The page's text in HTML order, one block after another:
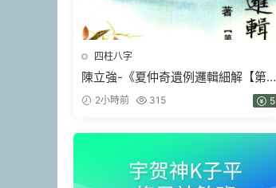
四柱八字
陳立強-《夏仲奇遺例邏輯細解【第
1~7 篇】、》174頁–彩色PDF電子書
2小時前 315 5